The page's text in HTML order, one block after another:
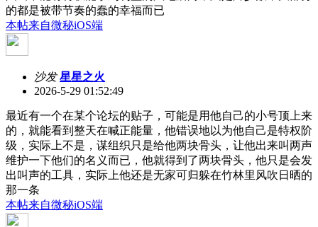
的都是被带节奏的蠢的幸福而已
本帖来自微秘iOS端
沙发 星星之火
2026-5-29 01:52:49
最近有一个在某个论坛的贴子，可能是用他自己的小号顶上来
的，就能看到整天在喊正能量，他错误地以为他自己是特权阶
级，实际上不是，谋组织只是给他两块骨头，让他出来叫两声
维护一下他们的名义而已，他就得到了两块骨头，他只是会发
出叫声的工具，实际上他还是无家可归躲在竹林里风吹日晒的
那一条
本帖来自微秘iOS端